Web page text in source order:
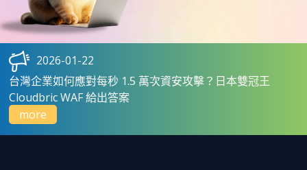
2026-01-22
台灣企業如何應對每秒 1.5 萬次資安攻擊？日本雙冠王
Cloudbric WAF 給出答案
more